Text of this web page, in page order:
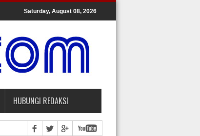
Saturday, August 08, 2026
HUBUNGI REDAKSI